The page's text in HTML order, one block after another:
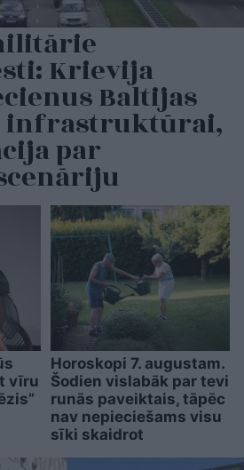
Krievija
Baltijas
par
vīru
Horoskopi 7. augustam.
Šodien vislabāk par tevi
runās paveiktais, tāpēc
nav nepieciešams visu
sīki skaidrot